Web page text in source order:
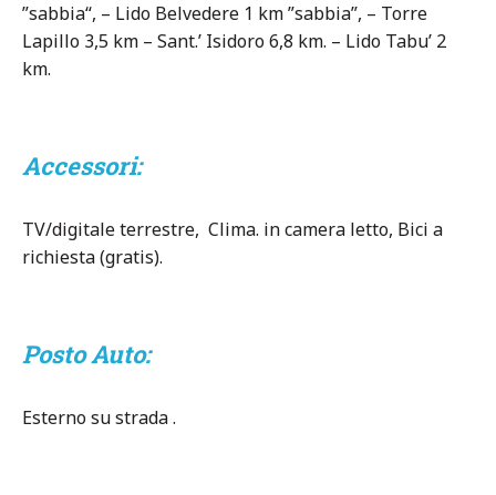
”sabbia“, – Lido Belvedere 1 km ”sabbia”, – Torre
Lapillo 3,5 km – Sant.’ Isidoro 6,8 km. – Lido Tabu’ 2
km.
Accessori:
TV/digitale terrestre, Clima. in camera letto, Bici a
richiesta (gratis).
Posto Auto:
Esterno su strada .